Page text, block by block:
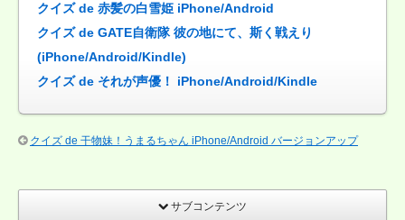
クイズ de 赤髪の白雪姫 iPhone/Android
クイズ de GATE自衛隊 彼の地にて、斯く戦えり
(iPhone/Android/Kindle)
クイズ de それが声優！ iPhone/Android/Kindle
クイズ de 干物妹！うまるちゃん iPhone/Android バージョンアップ
サブコンテンツ